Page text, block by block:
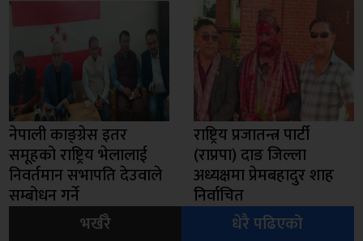
नेपाली काङ्ग्रेस इतर
समूहको राष्ट्रिय भेलालाई
निवर्तमान सभापति देउवाले
सम्बोधन गर्ने
राष्ट्रिय प्रजातन्त्र पार्टी
(राप्रपा) दाङ जिल्ला
अध्यक्षमा प्रेमबहादुर शाह
निर्वाचित
भर्खरै
धेरै पढिएको